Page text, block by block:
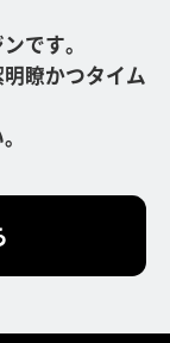
です。
瞭かつタイム